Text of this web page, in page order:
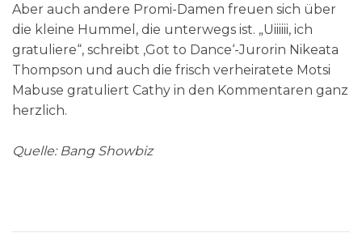
Aber auch andere Promi-Damen freuen sich über
die kleine Hummel, die unterwegs ist. „Uiiiiii, ich
gratuliere“, schreibt ‚Got to Dance‘-Jurorin Nikeata
Thompson und auch die frisch verheiratete Motsi
Mabuse gratuliert Cathy in den Kommentaren ganz
herzlich.
Quelle: Bang Showbiz